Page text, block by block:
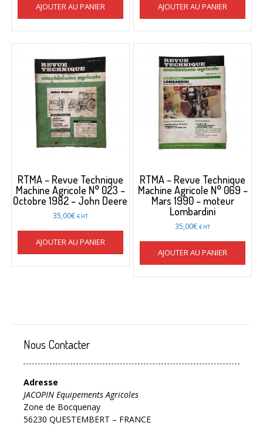
AJOUTER AU PANIER AJOUTER AU PANIER
RTMA – Revue Technique
Machine Agricole N° 023 –
Octobre 1982 – John Deere
35,00€ € HT
AJOUTER AU PANIER
RTMA – Revue Technique
Machine Agricole N° 069 –
Mars 1990 – moteur
Lombardini
35,00€ € HT
AJOUTER AU PANIER
Nous Contacter
Adresse
JACOPIN Equipements Agricoles
Zone de Bocquenay
56230 QUESTEMBERT – FRANCE